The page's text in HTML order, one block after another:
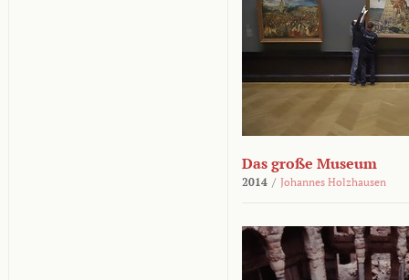
Das große Museum
2014 / Johannes Holzhausen